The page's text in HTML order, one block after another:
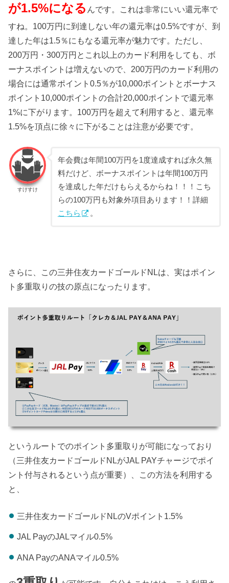
が1.5%になる んです。これは非常にいい還元率で
すね。100万円に到達しない年の還元率は0.5%ですが、到
達した年は1.5％にもなる還元率が魅力です。ただし、
200万円・300万円とこれ以上のカード利用をしても、ボ
ーナスポイントは増えないので、200万円のカード利用の
場合には通常ポイント0.5％が10,000ポイントとボーナス
ポイント10,000ポイントの合計20,000ポイントで還元率
1%に下がります。100万円を超えて利用すると、還元率
1.5%を頂点に徐々に下がることは注意が必要です。
すけすけ
年会費は年間100万円を1度達成すれば永久無
料だけど、ボーナスポイントは年間100万円
を達成した年だけもらえるからね！！！こち
らの100万円も対象外項目あります！！詳細
こちら
。
さらに、この三井住友カードゴールドNLは、実はポイン
ト多重取りの技の原点になったります。
というルートでのポイント多重取りが可能になっており
（三井住友カードゴールドNLがJAL PAYチャージでポイ
ント付与されるという点が重要）、この方法を利用する
と、
三井住友カードゴールドNLのVポイント1.5%
JAL PayのJALマイル0.5%
ANA PayのANAマイル0.5%